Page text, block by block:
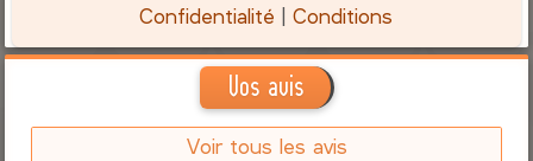
Confidentialité |Conditions
Vos avis
Voir tous les avis